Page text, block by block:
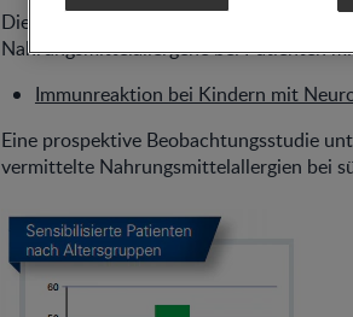
Die vorliegende Studie aus Sao Paulo
Nahrungsmittelallergene bei Patienten
Immunreaktion bei Kindern mit
Eine prospektive Beobachtungsstudie
vermittelte Nahrungsmittelallergien bei